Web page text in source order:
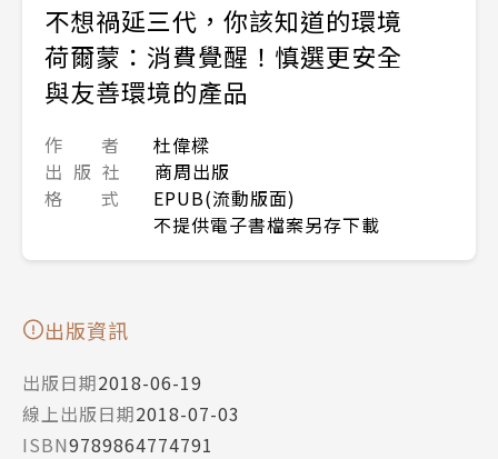
不想禍延三代，你該知道的環境
荷爾蒙：消費覺醒！慎選更安全
與友善環境的產品
作 者
杜偉樑
出 版 社
商周出版
格 式
EPUB(流動版面)
不提供電子書檔案另存下載
出版資訊
出版日期2018-06-19
線上出版日期2018-07-03
ISBN9789864774791